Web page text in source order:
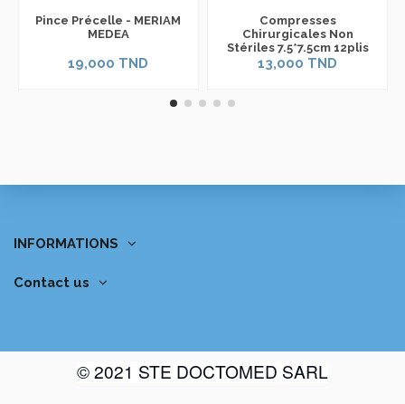
Pince Précelle - MERIAM
MEDEA
19,000 TND
Compresses
Chirurgicales Non
Stériles 7.5*7.5cm 12plis
13,000 TND
INFORMATIONS
Contact us
© 2021 STE DOCTOMED SARL